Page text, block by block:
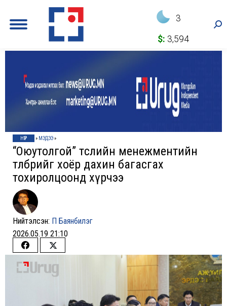
3
$: 3,594
НҮҮР » МЭДЭЭ»
“Оюутолгой” төслийн менежментийн
төлбөрийг хоёр дахин багасгах
тохиролцоонд хүрчээ
Нийтэлсэн: П Баянбилэг
2026.05.19 21:10
Share
on
Share
on